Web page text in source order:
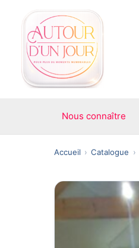
contenu
Nous connaître
Accueil Catalogue